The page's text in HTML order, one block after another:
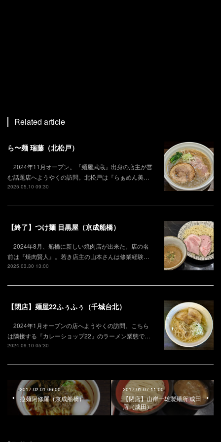
Related article
ら〜麺 瑞藤（北松戸）
2024年11月オープン。『麺屋武蔵』出身の店主が営
む話題店へようやくの訪問。北松戸は『らぁめん美…
2025.05.10 09:30
【終了】つけ麺 目黒屋（京成船橋）
2024年8月、船橋に新しい焼肉店が出来た。店の名
前は『焼肉賢人』。若き店主の山本さんは修業経験…
2025.03.30 13:00
【閉店】麺屋22ふぅふぅ（千城台北）
2024年1月オープンの店へようやくの訪問。こちら
は隣接する『カレーショップ22』のラーメン業態で…
2024.09.10 05:30
2017.02.01 06:00
拉麺阿修羅（京成船橋）
2017.01.07 11:00
【閉店】山岸一雄製麺所 成田
店（成田）